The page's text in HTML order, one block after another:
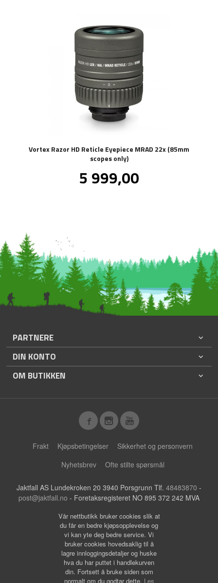
Vortex Razor HD Reticle Eyepiece MRAD 22x (85mm
scopes only)
Pris
5 999,00mva.
PARTNERE
DIN KONTO
OM BUTIKKEN
Frakt Kjøpsbetingelser
Sikkerhet og personvern
Nyhetsbrev
Ofte stilte spørsmål
Jaktfall AS Lundekroken 20 3940 Porsgrunn Tlf. 48483870 -
post@jaktfall.no - Foretaksregisteret NO 895 372 242 MVA
Vår nettbutikk bruker cookies slik at
du får en bedre kjøpsopplevelse og
vi kan yte deg bedre service. Vi
bruker cookies hovedsaklig til å
lagre innloggingsdetaljer og huske
hva du har puttet i handlekurven
din. Fortsett å bruke siden som
normalt om du godtar dette. Les